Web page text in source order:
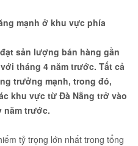
mạnh ở khu vực phía
sản lượng bán hàng gần
tháng 4 năm trước. Tất cả
trưởng mạnh, trong đó,
khu vực từ Đà Nẵng trở vào
năm trước.
tỷ trọng lớn nhất trong tổng